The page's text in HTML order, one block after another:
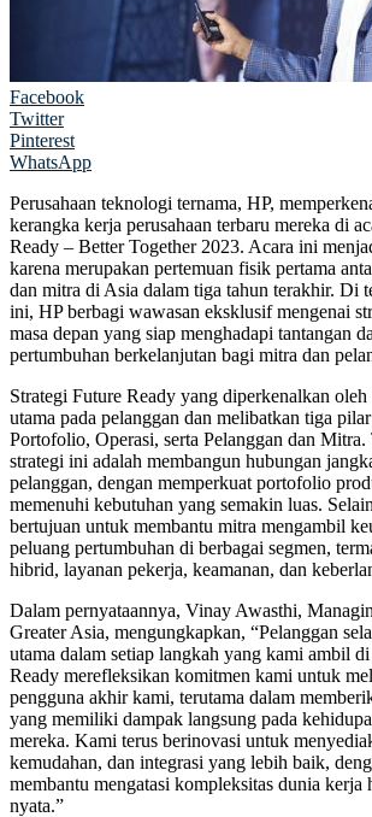
Facebook
Twitter
Pinterest
WhatsApp
Perusahaan teknologi ternama, HP,
kerangka kerja perusahaan terbaru mereka di
Ready – Better Together 2023. Acara ini
karena merupakan pertemuan fisik pertama
dan mitra di Asia dalam tiga tahun terakhir. Di
ini, HP berbagi wawasan eksklusif mengenai
masa depan yang siap menghadapi tantangan
pertumbuhan berkelanjutan bagi mitra dan
Strategi Future Ready yang diperkenalkan
utama pada pelanggan dan melibatkan tiga
Portofolio, Operasi, serta Pelanggan dan Mitra.
strategi ini adalah membangun hubungan
pelanggan, dengan memperkuat portofolio
memenuhi kebutuhan yang semakin luas.
bertujuan untuk membantu mitra mengambil
peluang pertumbuhan di berbagai segmen,
hibrid, layanan pekerja, keamanan, dan
Dalam pernyataannya, Vinay Awasthi,
Greater Asia, mengungkapkan, “Pelanggan
utama dalam setiap langkah yang kami ambil
Ready merefleksikan komitmen kami untuk
pengguna akhir kami, terutama dalam
yang memiliki dampak langsung pada
mereka. Kami terus berinovasi untuk
kemudahan, dan integrasi yang lebih baik,
membantu mengatasi kompleksitas dunia kerja
nyata.”